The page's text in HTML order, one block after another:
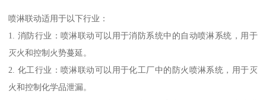
喷淋联动适用于以下行业：
1. 消防行业：喷淋联动可以用于消防系统中的自动喷淋系统，用于
灭火和控制火势蔓延。
2. 化工行业：喷淋联动可以用于化工厂中的防火喷淋系统，用于灭
火和控制化学品泄漏。